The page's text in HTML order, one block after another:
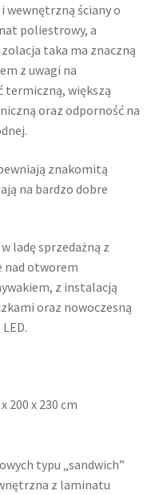
i wewnętrzną ściany o
poliestrowy, a
taka ma znaczną
z uwagi na
termiczną, większą
oraz odporność na
znakomitą
na bardzo dobre
ladę sprzedażną z
nad otworem
z instalacją
oraz nowoczesną
200 x 230 cm
typu „sandwich”
z laminatu